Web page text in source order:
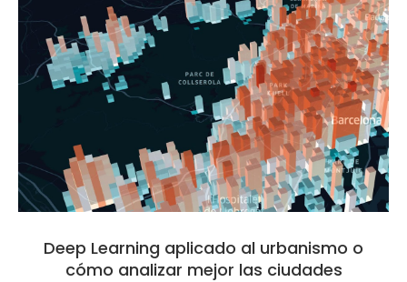
Deep Learning aplicado al urbanismo o
cómo analizar mejor las ciudades